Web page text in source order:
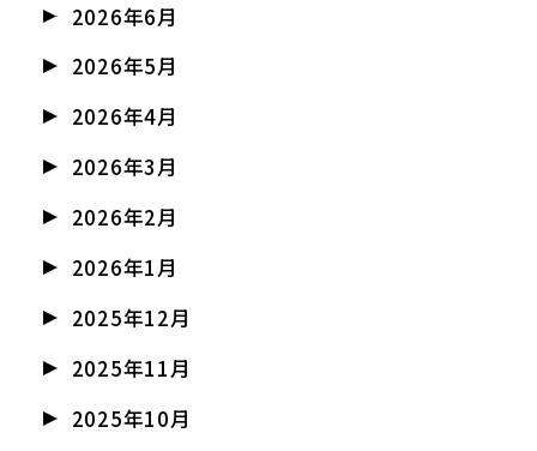
2026年6月
2026年5月
2026年4月
2026年3月
2026年2月
2026年1月
2025年12月
2025年11月
2025年10月